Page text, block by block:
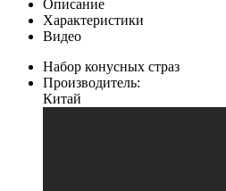
Описание
Характеристики
Видео
Набор конусных страз
Производитель:
Китай